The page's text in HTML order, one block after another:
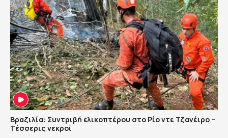
Βραζιλία: Συντριβή ελικοπτέρου στο Ρίο ντε Τζανέιρο –
Tέσσερις νεκροί